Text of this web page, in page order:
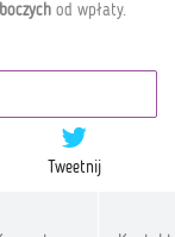
od wpłaty.
Tweetnij